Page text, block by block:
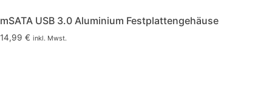
mSATA USB 3.0 Aluminium Festplattengehäuse
14,99 € inkl. Mwst.